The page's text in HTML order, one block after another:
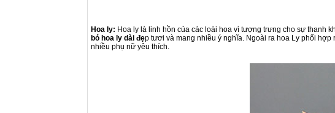
Hoa ly: Hoa ly là linh hồn của các loài hoa vì tượng trưng cho sự thanh
bó hoa ly dài đẹp tươi và mang nhiều ý nghĩa. Ngoài ra hoa Ly phối
nhiều phụ nữ yêu thích.